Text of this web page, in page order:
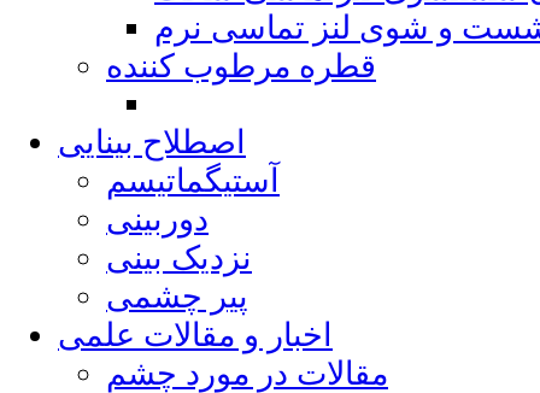
قطره مرطوب کننده
اصطلاح بینایی
آستیگماتیسم
دوربینی
نزدیک بینی
پیر چشمی
اخبار و مقالات علمی
مقالات در مورد چشم